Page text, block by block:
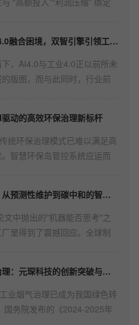
产流程、合规碳排放管理，
在被彻底颠覆：减碳，正从
版图，而与此同时，行业前
多困境亟待突破。当前，AI
统，碎片化严重，数据的流
智慧环保岛管控系统应运而
大数据、数字孪生、边缘计
控，助力企业实现稳定达标
里得到了震撼回应。全球制
——AI大模型渗透率以每年
造试点基地，超过43%的龙头
国务院发布的《2024-2025年
出，钢铁行业需在短期内实